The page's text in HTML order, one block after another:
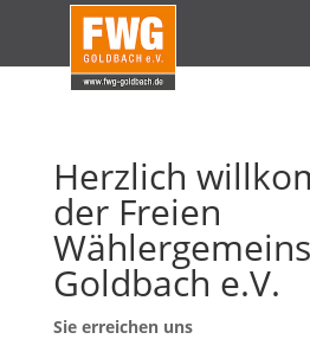
Herzlich
der Freien
Goldbach e.V.
Sie erreichen uns